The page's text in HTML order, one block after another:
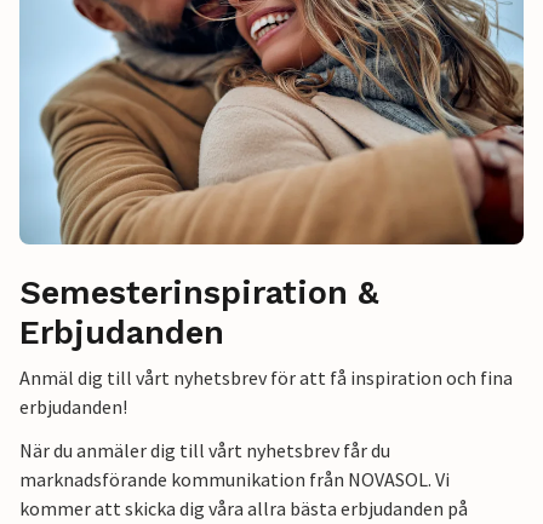
Semesterinspiration &
Erbjudanden
Anmäl dig till vårt nyhetsbrev för att få inspiration och fina
erbjudanden!
När du anmäler dig till vårt nyhetsbrev får du
marknadsförande kommunikation från NOVASOL. Vi
kommer att skicka dig våra allra bästa erbjudanden på